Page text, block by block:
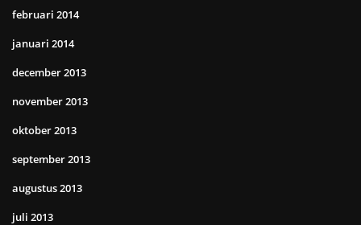
februari 2014
januari 2014
december 2013
november 2013
oktober 2013
september 2013
augustus 2013
juli 2013